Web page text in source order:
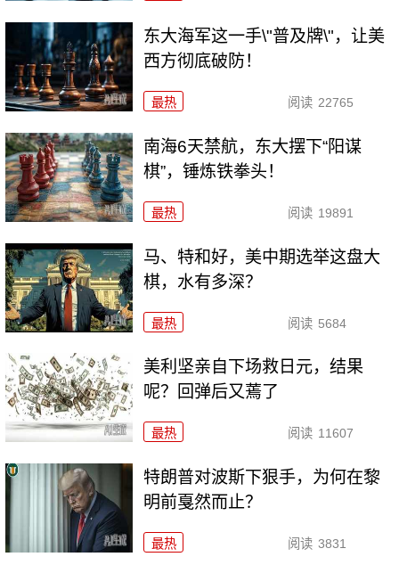
东大海军这一手\"普及牌\"，让美
西方彻底破防！
最热 阅读 22765
南海6天禁航，东大摆下“阳谋
棋”，锤炼铁拳头！
最热 阅读 19891
马、特和好，美中期选举这盘大
棋，水有多深？
最热 阅读 5684
美利坚亲自下场救日元，结果
呢？回弹后又蔫了
最热 阅读 11607
特朗普对波斯下狠手，为何在黎
明前戛然而止？
最热 阅读 3831